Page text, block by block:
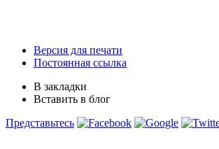
Версия для печати
Постоянная ссылка
В закладки
Вставить в блог
Представьтесь